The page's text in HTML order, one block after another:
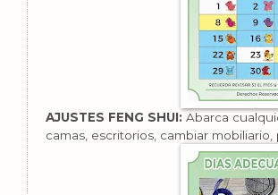
AJUSTES FENG SHUI: Abarca
camas, escritorios, cambiar